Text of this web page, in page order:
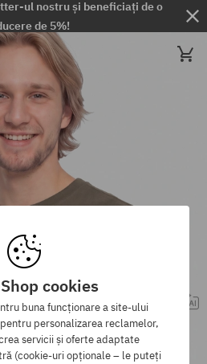
ul nostru și beneficiați de o
de 5%!
cookies
buna funcționare a site-ului
personalizarea reclamelor,
servicii și oferte adaptate
(cookie-uri opționale – le puteți